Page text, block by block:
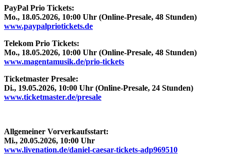
PayPal Prio Tickets:
Mo., 18.05.2026, 10:00 Uhr (Online-Presale, 48 Stunden)
www.paypalpriotickets.de
Telekom Prio Tickets:
Mo., 18.05.2026, 10:00 Uhr (Online-Presale, 48 Stunden)
www.magentamusik.de/prio-tickets
Ticketmaster Presale:
Di., 19.05.2026, 10:00 Uhr (Online-Presale, 24 Stunden)
www.ticketmaster.de/presale
Allgemeiner Vorverkaufsstart:
Mi., 20.05.2026, 10:00 Uhr
www.livenation.de/daniel-caesar-tickets-adp969510